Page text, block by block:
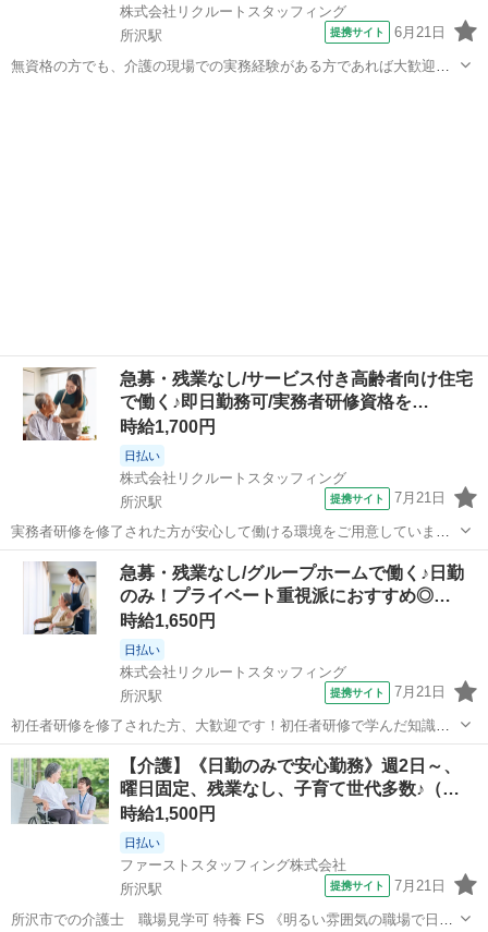
株式会社リクルートスタッフィング
所沢駅
提携サイト 6月21日
無資格の方でも、介護の現場での実務経験がある方であれば大歓迎で
急募・残業なし/サービス付き高齢者向け住宅
で働く♪即日勤務可/実務者研修資格を…
時給1,700円
日払い
株式会社リクルートスタッフィング
所沢駅
提携サイト 7月21日
実務者研修を修了された方が安心して働ける環境をご用意していま
す。培った知識や技術を活かして、さらなるスキルアップを目指しま
しょう！介護福祉士資格取得も目指しながら、現場で活躍していただ
ける方をお待ちしています！ サービス付...
埼玉 所沢市 所沢駅 介護
急募・残業なし/グループホームで働く♪日勤
のみ！プライベート重視派におすすめ◎…
時給1,650円
日払い
株式会社リクルートスタッフィング
所沢駅
提携サイト 7月21日
初任者研修を修了された方、大歓迎です！初任者研修で学んだ知識を
活かしませんか？入社後は、丁寧なフォロー体制のもと、介護現場で
の経験を積み重ねて成長できる環境です。ぜひ一緒に働きましょう！
ゆったりとしたグループホーム/介護...
埼玉 所沢市 所沢駅 介護
【介護】《日勤のみで安心勤務》週2日～、
曜日固定、残業なし、子育て世代多数♪（…
時給1,500円
日払い
ファーストスタッフィング株式会社
所沢駅
提携サイト 7月21日
所沢市での介護士 職場見学可 特養 FS 《明るい雰囲気の職場で日勤